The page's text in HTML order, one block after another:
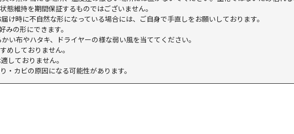
維持を期間保証するものではございません。
け時に不自然な形になっている場合には、ご自身で手直しをお願いしております。
の形にできます。
い布やハタキ、ドライヤーの様な弱い風を当ててください。
めしておりません。
しておりません。
カビの原因になる可能性があります。